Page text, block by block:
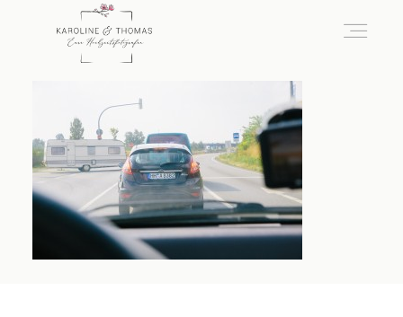
Hochzeit
das besondere Portrait